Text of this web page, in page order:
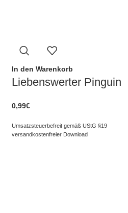
In den Warenkorb
Liebenswerter Pinguin
0,99€
Umsatzsteuerbefreit gemäß UStG §19
versandkostenfreier Download